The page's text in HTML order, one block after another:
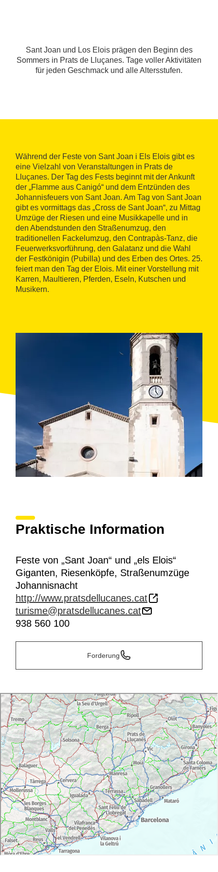
Sant Joan und Los Elois prägen den Beginn des
Sommers in Prats de Lluçanes. Tage voller Aktivitäten
für jeden Geschmack und alle Altersstufen.
Während der Feste von Sant Joan i Els Elois gibt es
eine Vielzahl von Veranstaltungen in Prats de
Lluçanes. Der Tag des Fests beginnt mit der Ankunft
der „Flamme aus Canigó“ und dem Entzünden des
Johannisfeuers von Sant Joan. Am Tag von Sant Joan
gibt es vormittags das „Cross de Sant Joan“, zu Mittag
Umzüge der Riesen und eine Musikkapelle und in
den Abendstunden den Straßenumzug, den
traditionellen Fackelumzug, den Contrapàs-Tanz, die
Feuerwerksvorführung, den Galatanz und die Wahl
der Festkönigin (Pubilla) und des Erben des Ortes. 25.
feiert man den Tag der Elois. Mit einer Vorstellung mit
Karren, Maultieren, Pferden, Eseln, Kutschen und
Musikern.
Praktische Information
Feste von „Sant Joan“ und „els Elois“
Giganten, Riesenköpfe, Straßenumzüge
Johannisnacht
http://www.pratsdellucanes.cat
turisme@pratsdellucanes.cat
938 560 100
Forderung